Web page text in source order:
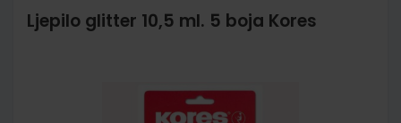
Ljepilo glitter 10,5 ml. 5 boja Kores